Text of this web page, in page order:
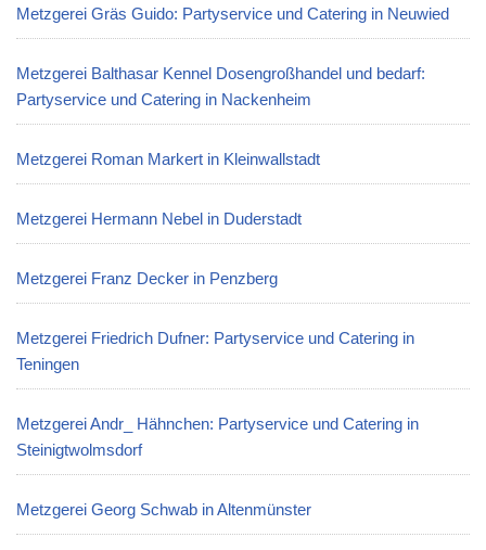
Metzgerei Gräs Guido: Partyservice und Catering in Neuwied
Metzgerei Balthasar Kennel Dosengroßhandel und bedarf:
Partyservice und Catering in Nackenheim
Metzgerei Roman Markert in Kleinwallstadt
Metzgerei Hermann Nebel in Duderstadt
Metzgerei Franz Decker in Penzberg
Metzgerei Friedrich Dufner: Partyservice und Catering in
Teningen
Metzgerei Andr_ Hähnchen: Partyservice und Catering in
Steinigtwolmsdorf
Metzgerei Georg Schwab in Altenmünster